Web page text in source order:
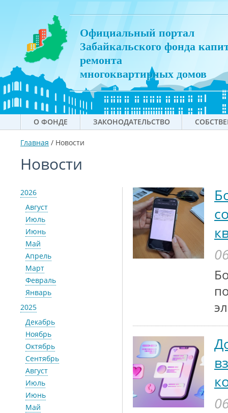
Официальный портал
Забайкальского фонда
ремонта
многоквартирных домов
О ФОНДЕ ЗАКОНОДАТЕЛЬСТВО
Главная / Новости
Новости
2026
Август
Июль
Июнь
Май
Апрель
Март
Февраль
Январь
2025
Декабрь
Ноябрь
Октябрь
Сентябрь
Август
Июль
Июнь
Май